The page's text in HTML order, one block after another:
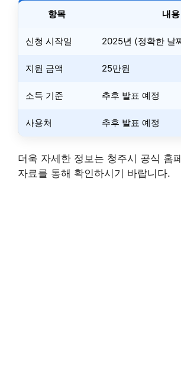
항목 내용
신청 시작일 2025년 (정확한 날
지원 금액 25만원
소득 기준 추후 발표 예정
사용처 추후 발표 예정
더욱 자세한 정보는 청주시 공식 홈
자료를 통해 확인하시기 바랍니다.